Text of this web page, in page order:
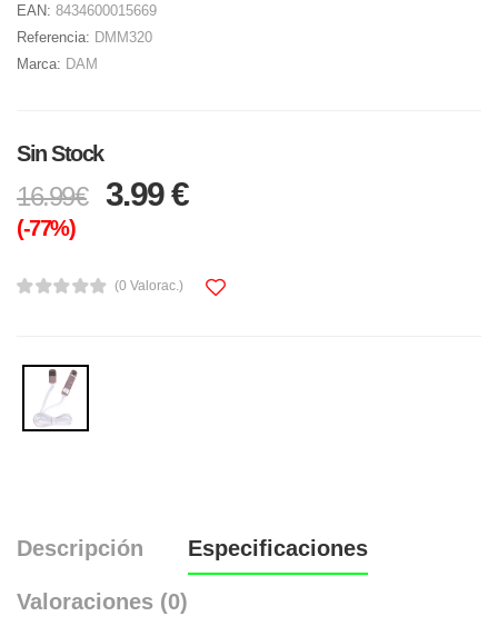
EAN: 8434600015669
Referencia: DMM320
Marca: DAM
Sin Stock
16.99€ 3.99 €
(-77%)
(0 Valorac.)
Descripción Especificaciones
Valoraciones (0)